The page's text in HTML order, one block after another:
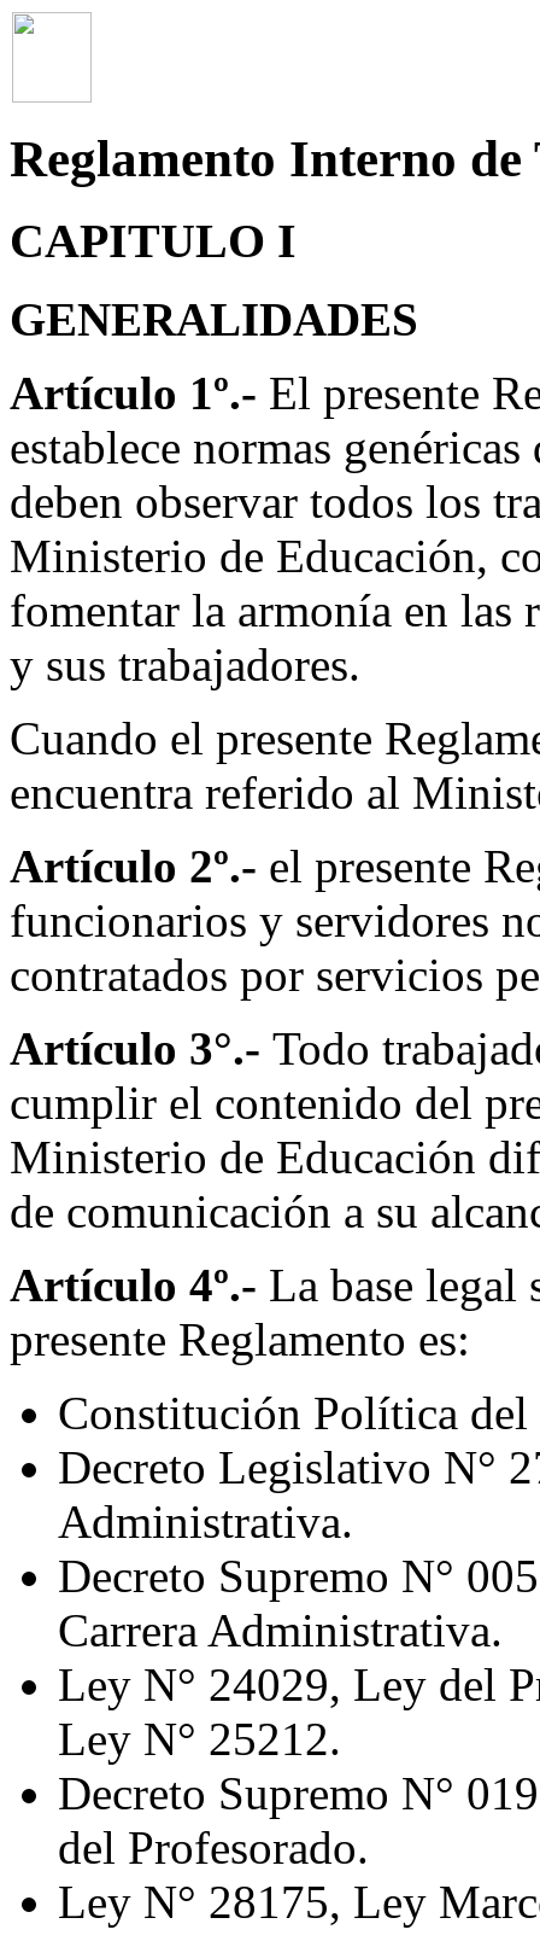
Reglamento Interno
CAPITULO I
GENERALIDADES
Artículo 1º.- El presente
establece normas
deben observar todos los
Ministerio de Educación,
fomentar la armonía en las
y sus trabajadores.
Cuando el presente
encuentra referido al
Artículo 2º.- el presente
funcionarios y servidores
contratados por servicios
Artículo 3°.- Todo
cumplir el contenido del
Ministerio de Educación
de comunicación a su
Artículo 4º.- La base legal
presente Reglamento es:
Constitución Política del
Decreto Legislativo N°
Administrativa.
Decreto Supremo N°
Carrera Administrativa.
Ley N° 24029, Ley del
Ley N° 25212.
Decreto Supremo N°
del Profesorado.
Ley N° 28175, Ley